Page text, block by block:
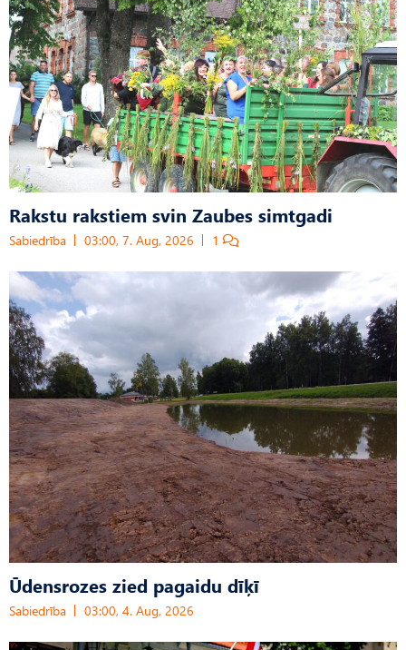
Rakstu rakstiem svin Zaubes simtgadi
Sabiedrība 03:00, 7. Aug, 2026 1
Ūdensrozes zied pagaidu dīķī
Sabiedrība 03:00, 4. Aug, 2026